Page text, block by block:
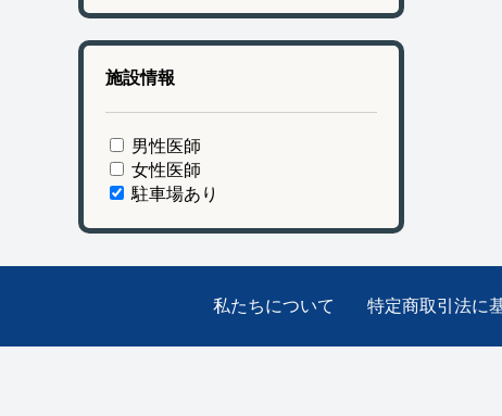
施設情報
男性医師
女性医師
駐車場あり
私たちについて 特定商取引法に